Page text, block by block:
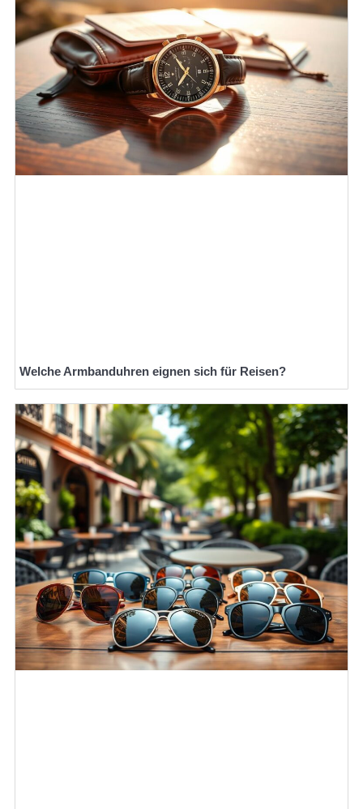
Welche Armbanduhren eignen sich für Reisen?